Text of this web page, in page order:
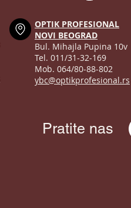
OPTIK PROFESIONAL
NOVI BEOGRAD
Bul. Mihajla Pupina 10v
Tel. 011/31-32-169
Mob. 064/80-88-802
ybc@optikprofesional.rs
Pratite nas